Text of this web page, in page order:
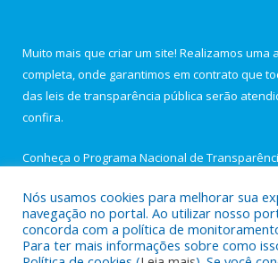
Muito mais que criar um site! Realizamos uma
completa, onde garantimos em contrato que
das leis de transparência pública serão
confira.
Conheça o Programa Nacional de
Todos os direitos reservados a Câmara
Nós usamos cookies para melhorar sua
navegação no portal. Ao utilizar nosso
concorda com a política de
Para ter mais informações sobre como